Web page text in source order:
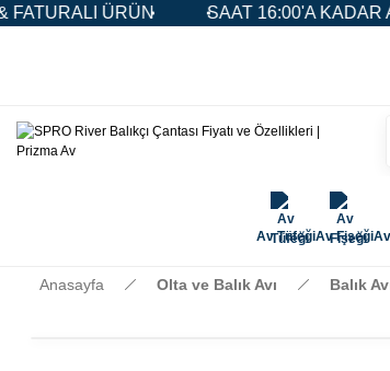
ÜRÜN SAAT 16:00'A KADAR AYNI
Av TüfeğiAv Fişeği
Anasayfa Olta ve Balık Avı Balık